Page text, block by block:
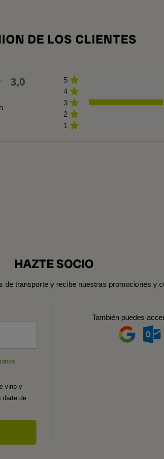
DE LOS CLIENTES
3,0 5
4
3
2
1
HAZTE SOCIO
de transporte y recibe nuestras promociones y
vino y
darte de
También puedes